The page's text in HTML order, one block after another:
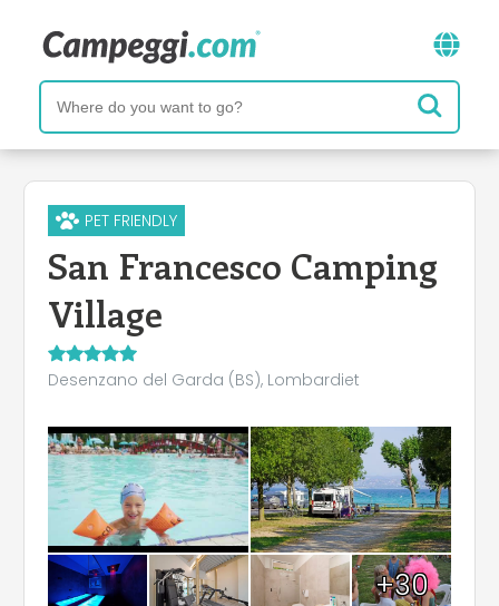
PET FRIENDLY
San Francesco Camping
Village
Desenzano del Garda (BS), Lombardiet
+30